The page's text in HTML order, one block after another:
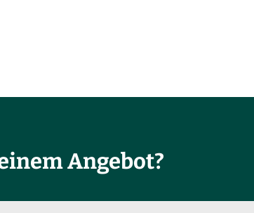
Angebot?